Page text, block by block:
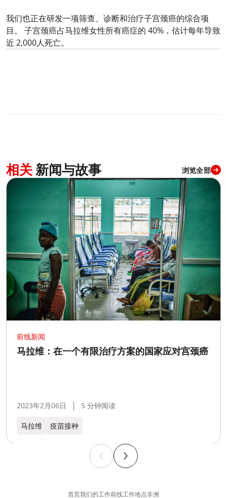
我们也正在研发一项筛查、诊断和治疗子宫颈癌的综合项
目。 子宫颈癌占马拉维女性所有癌症的 40%，估计每年导致
近 2,000人死亡。
相关 新闻与故事 浏览全部
前线新闻
马拉维：在一个有限治疗方案的国家应对宫颈癌
2023年2月06日 5 分钟阅读
马拉维 疫苗接种
首页我们的工作前线工作地点非洲